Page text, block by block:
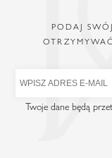
PODAJ
Twoje dane będą